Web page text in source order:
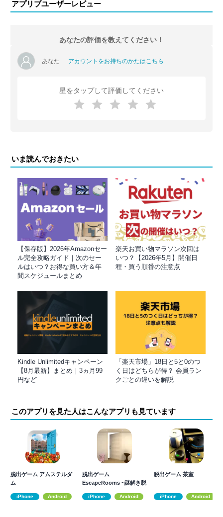
アプリブユーザーレビュー
あなたの評価を教えてください！
あなた アカウントをお持ちのかたはこちら
星をタップして評価してください
いま読んでおきたい
【保存版】2026年Amazonセー
ル完全攻略ガイド｜次のセー
ルはいつ？お得な買い方＆年
間スケジュールまとめ
楽天お買い物マラソン次回は
いつ？【2026年5月】開催日
程・買う順番の注意点
Kindle Unlimitedキャンペーン
【8月最新】まとめ｜3ヵ月99
円など
「楽天市場」18日と5と0のつ
く日はどちらが得？ 会員ラン
クごとの違いを解説
このアプリを見た人はこんなアプリも見ています
脱出ゲーム アムステルダ
ム
iPhone Android
脱出ゲーム
EscapeRooms ~謎解き脱
iPhone Android
脱出ゲーム 茶室
iPhone Android